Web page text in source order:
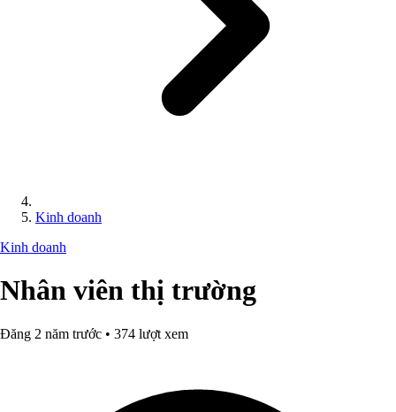
Kinh doanh
Kinh doanh
Nhân viên thị trường
Đăng 2 năm trước • 374 lượt xem